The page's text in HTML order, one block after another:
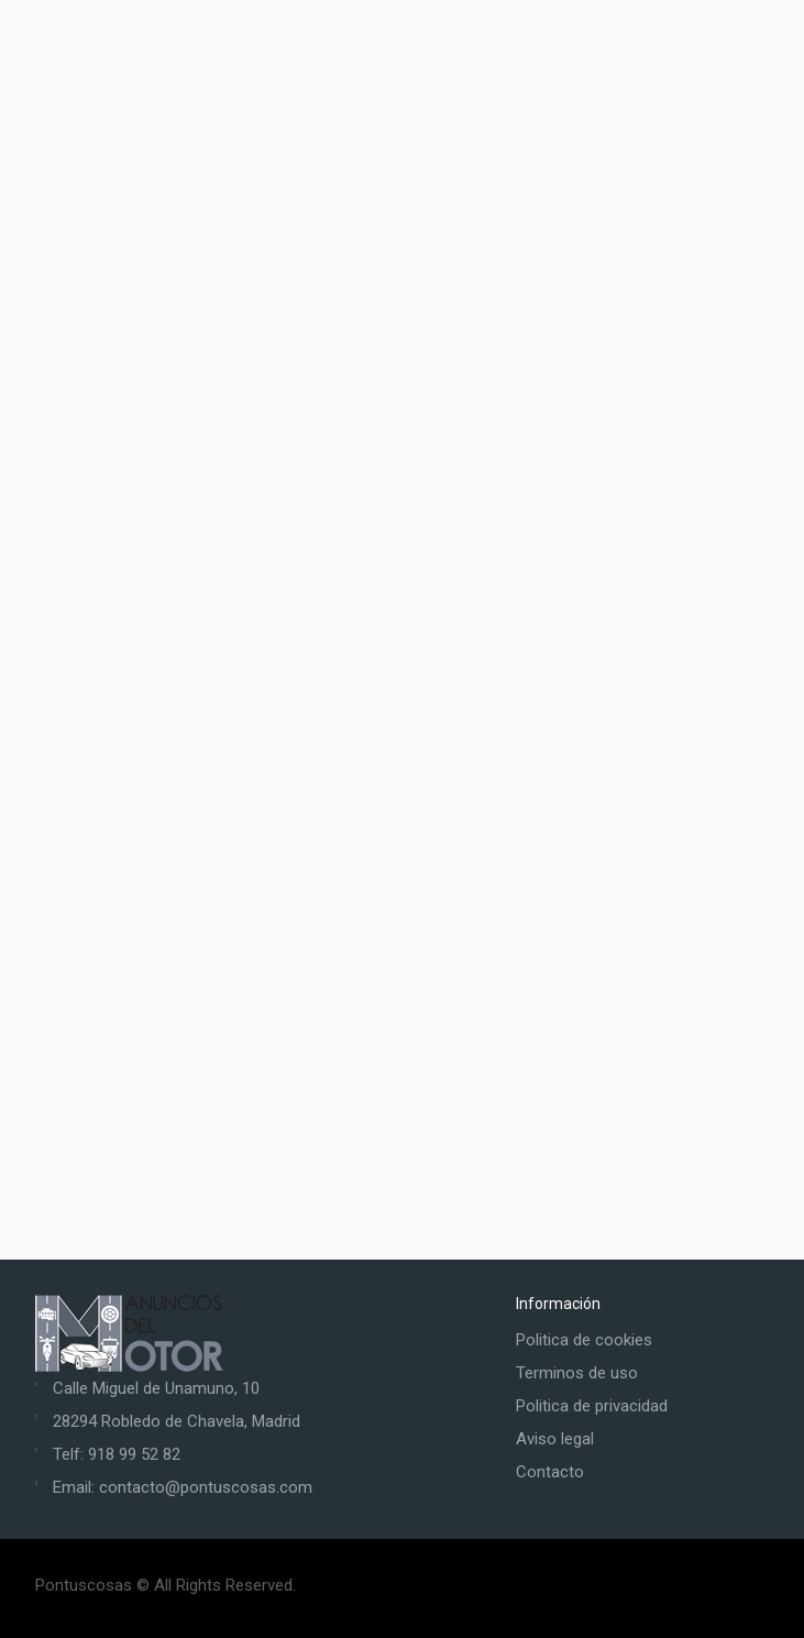
Calle Miguel de Unamuno, 10
28294 Robledo de Chavela, Madrid
Telf: 918 99 52 82
Email: contacto@pontuscosas.com
Información
Politica de cookies
Terminos de uso
Politica de privacidad
Aviso legal
Contacto
Pontuscosas © All Rights Reserved.